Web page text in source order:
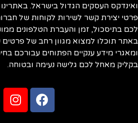
ואינדקס העסקים הגדול בישראל. באתרינו
פרטי יצירת קשר לשירות לקוחות של
לכם בתיסכול, זמן והעברת הטלפונים
באתר תוכלו למצוא מגוון רחב של פרטים
ומאגרי מידע ענקיים הפתוחים עבורכם
בקליק מאחל לכם גלישה נעימה ובטוחה.